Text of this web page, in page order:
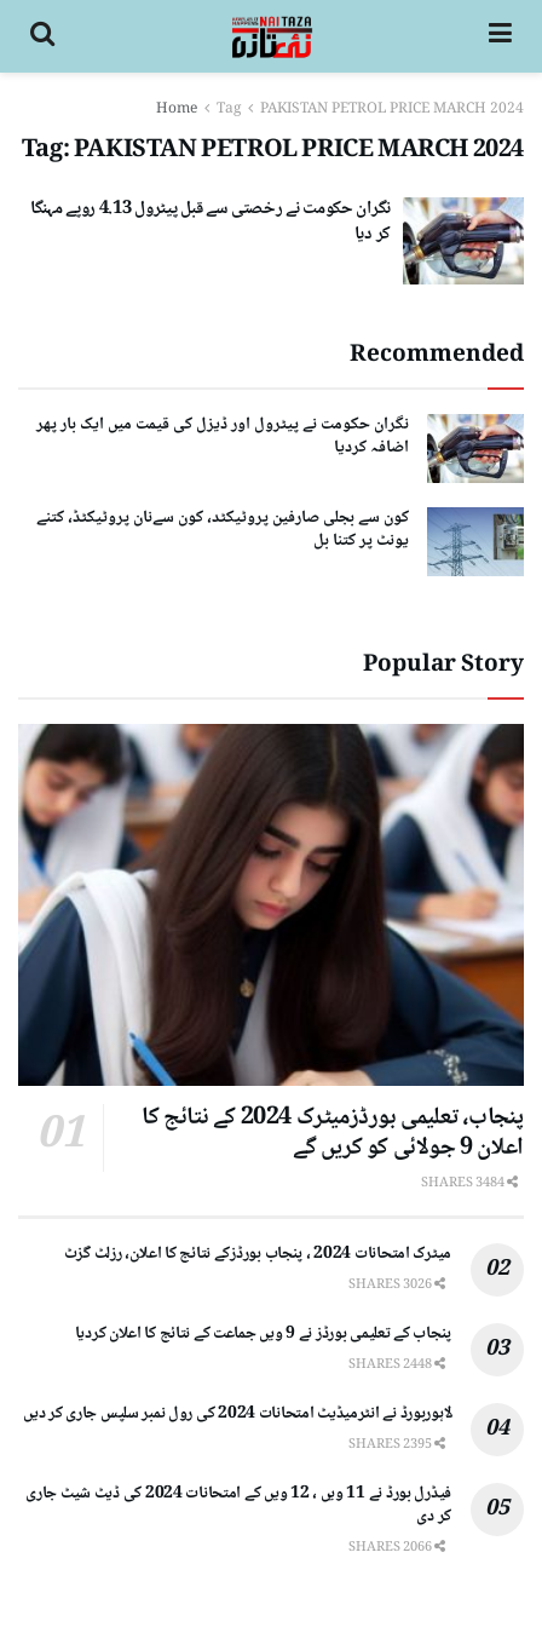
Home Tag PAKISTAN PETROL PRICE MARCH 2024
Tag:PAKISTAN PETROL PRICE MARCH 2024
نگران حکومت نے رخصتی سے قبل پیٹرول 4.13 روپے مہنگا
کر دیا
Recommended
نگران حکومت نے پیٹرول اور ڈیزل کی قیمت میں ایک بار پھر
اضافہ کردیا
کون سے بجلی صارفین پروٹیکٹد، کون سےنان پروٹیکٹڈ، کتنے
یونٹ پر کتنا بل
Popular Story
پنجاب، تعلیمی بورڈزمیٹرک 2024 کے نتائج کا
اعلان 9 جولائی کو کریں گے
میٹرک امتحانات 2024 ، پنجاب بورڈزکے نتائج کا اعلان، رزلٹ گزٹ
پنجاب کے تعلیمی بورڈز نے 9 ویں جماعت کے نتائج کا اعلان کردیا
لاہوربورڈ نے انٹرمیڈیٹ امتحانات 2024 کی رول نمبر سلپس جاری کر دیں
فیڈرل بورڈ نے 11 ویں ، 12 ویں کے امتحانات 2024 کی ڈیٹ شیٹ جاری
کر دی